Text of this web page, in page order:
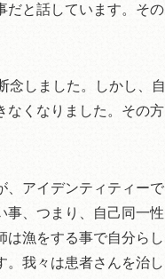
だと話しています。その
念しました。しかし、自
なくなりました。その方
、アイデンティティーで
事、つまり、自己同一性
は漁をする事で自分らし
。我々は患者さんを治し